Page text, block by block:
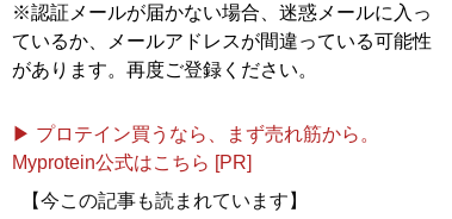
※認証メールが届かない場合、迷惑メールに入っ
ているか、メールアドレスが間違っている可能性
があります。再度ご登録ください。
▶ プロテイン買うなら、まず売れ筋から。
Myprotein公式はこちら [PR]
【今この記事も読まれています】